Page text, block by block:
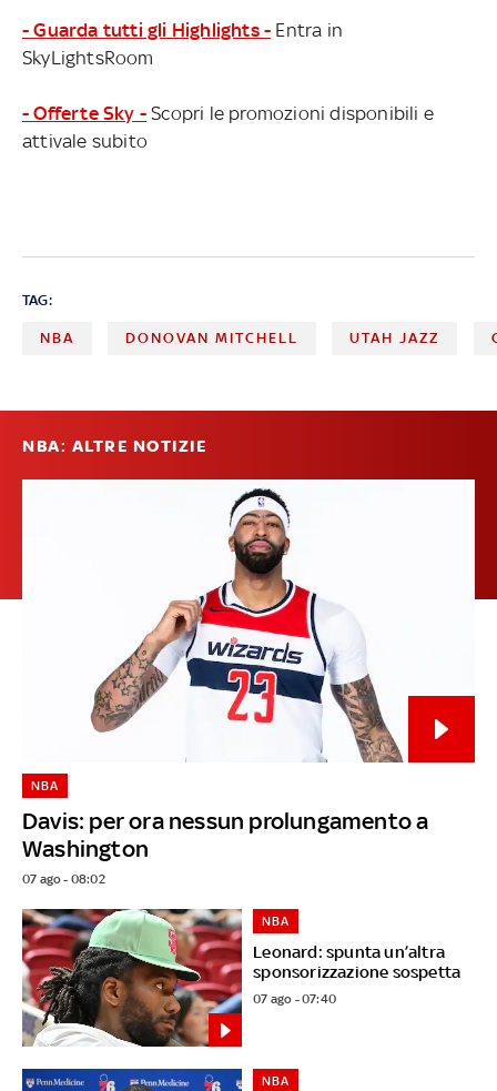
- Guarda tutti gli Highlights - Entra in
SkyLightsRoom
- Offerte Sky - Scopri le promozioni disponibili e
attivale subito
TAG:
NBA DONOVAN MITCHELL UTAH JAZZ
NBA: ALTRE NOTIZIE
Davis: per ora nessun prolungamento a
Washington
NBA
07 ago - 08:02
Leonard: spunta un’altra
sponsorizzazione sospetta
NBA
07 ago - 07:40
NBA